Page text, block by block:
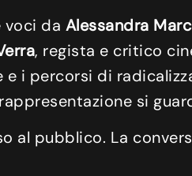
voci da Alessandra
, regista e critico
i percorsi di
si
al pubblico. La